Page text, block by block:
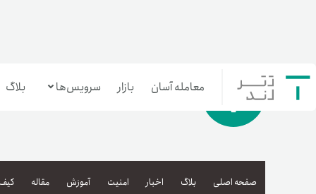
معامله آسان بازار سرویس‌ها
بازار تترلند
بلاگ
صفحه اصلی بلاگ اخبار امنیت آموزش مقاله